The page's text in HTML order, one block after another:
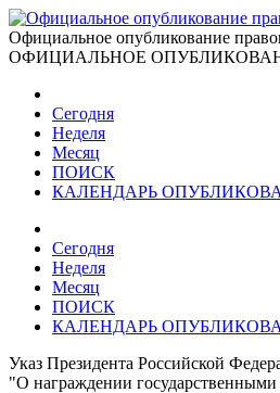
Официальное опубликование
ОФИЦИАЛЬНОЕ
Сегодня
Неделя
Месяц
ПОИСК
КАЛЕНДАРЬ
Сегодня
Неделя
Месяц
ПОИСК
КАЛЕНДАРЬ
Указ Президента Российской
"О награждении